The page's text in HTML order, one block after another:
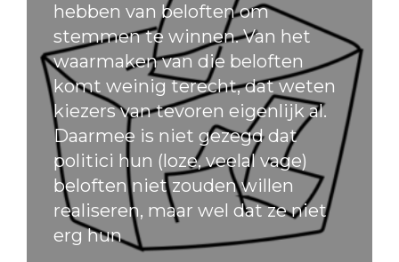
hebben van beloften om
stemmen te winnen. Van het
waarmaken van die beloften
komt weinig terecht, dat weten
kiezers van tevoren eigenlijk al.
Daarmee is niet gezegd dat
politici hun (loze, veelal vage)
beloften niet zouden willen
realiseren, maar wel dat ze niet
erg hun